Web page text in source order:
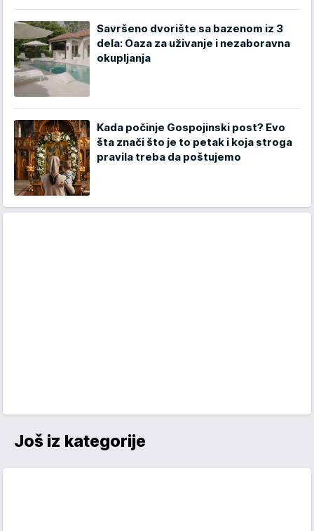
Savršeno dvorište sa bazenom iz 3
dela: Oaza za uživanje i nezaboravna
okupljanja
Kada počinje Gospojinski post? Evo
šta znači što je to petak i koja stroga
pravila treba da poštujemo
Još iz kategorije